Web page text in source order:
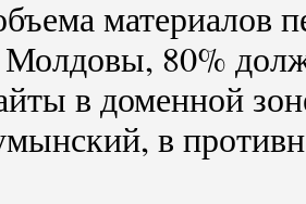
материалов
Молдовы, 80%
в доменной
в